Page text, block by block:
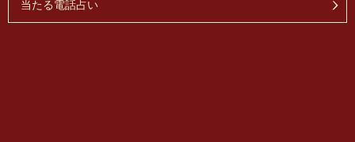
当たる電話占い